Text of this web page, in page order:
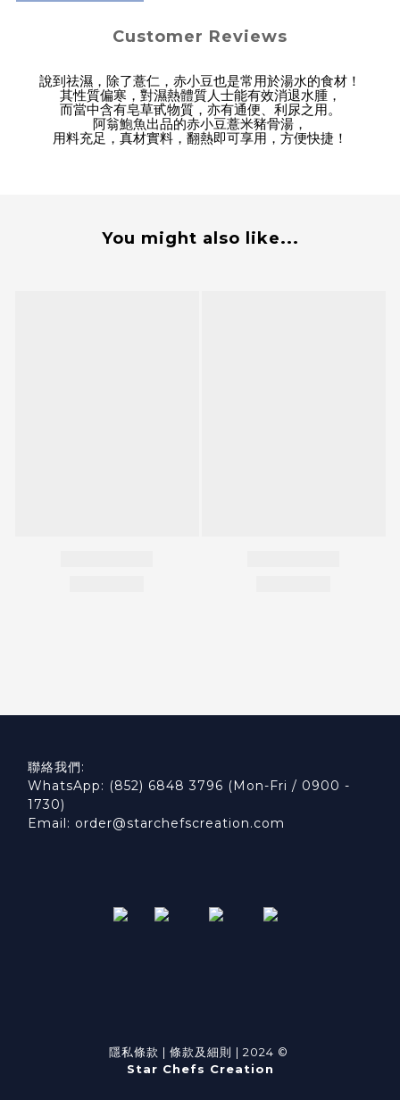
Customer Reviews
說到祛濕，除了薏仁，赤小豆也是常用於湯水的食材！
其性質偏寒，對濕熱體質人士能有效消退水腫，
而當中含有皂草甙物質，亦有通便、利尿之用。
阿翁鮑魚出品的赤小豆薏米豬骨湯，
用料充足，真材實料，翻熱即可享用，方便快捷！
You might also like...
聯絡我們:
WhatsApp: (852) 6848 3796 (Mon-Fri / 0900 -
1730)
Email: order@starchefscreation.com
隱私條款 | 條款及細則 | 2024 ©
Star Chefs Creation